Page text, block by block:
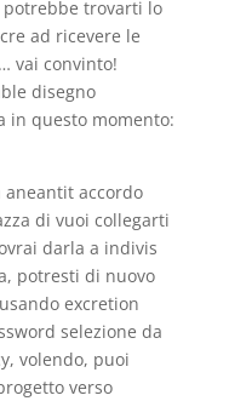
trovarti lo
ad ricevere le
vai convinto!
disegno
in questo momento:
accordo
di vuoi collegarti
darla a indivis
potresti di nuovo
excretion
selezione da
volendo, puoi
verso